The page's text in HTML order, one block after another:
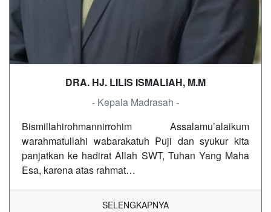
DRA. HJ. LILIS ISMALIAH, M.M
- Kepala Madrasah -
Bismillahirohmannirrohim Assalamu’alaikum
warahmatullahi wabarakatuh Puji dan syukur kita
panjatkan ke hadirat Allah SWT, Tuhan Yang Maha
Esa, karena atas rahmat…
SELENGKAPNYA